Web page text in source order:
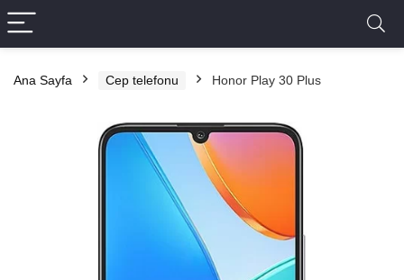
Ana Sayfa Cep telefonu Honor Play 30 Plus